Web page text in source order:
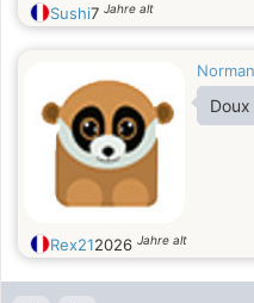
Sushi7 Jahre alt
Rex212026 Jahre alt